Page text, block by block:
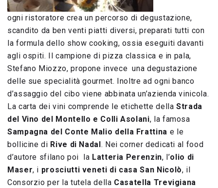
ogni ristoratore crea un percorso di degustazione,
scandito da ben venti piatti diversi, preparati tutti con
la formula dello show cooking, ossia eseguiti davanti
agli ospiti. Il campione di pizza classica e in pala,
Stefano Miozzo, propone invece una degustazione
delle sue specialità gourmet. Inoltre ad ogni banco
d’assaggio del cibo viene abbinata un’azienda vinicola.
La carta dei vini comprende le etichette dellaStrada
del Vino del Montello e Colli Asolani, la famosa
Sampagna del Conte Malio della Frattina e le
bollicine di Rive di Nadal . Nei corner dedicati al food
d’autore sfilano poi la Latteria Perenzin, l’olio di
Maser, i prosciutti veneti di casa San Nicolò, il
Consorzio per la tutela della Casatella Trevigiana